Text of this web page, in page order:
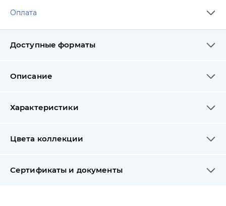
Оплата
Доступные форматы
Описание
Характеристики
Цвета коллекции
Сертификаты и документы